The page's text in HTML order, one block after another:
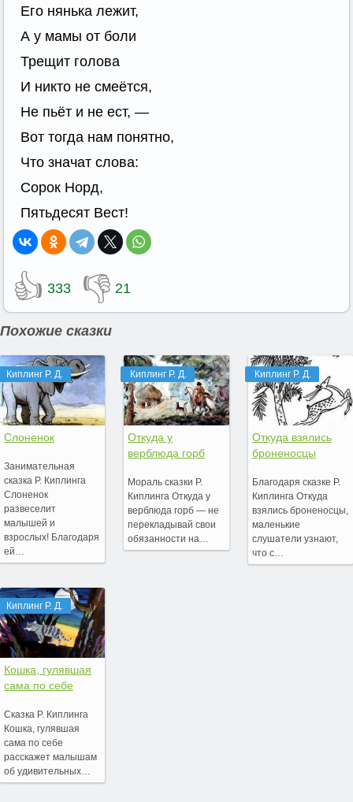
Его нянька лежит,
А у мамы от боли
Трещит голова
И никто не смеётся,
Не пьёт и не ест, —
Вот тогда нам понятно,
Что значат слова:
Сорок Норд,
Пятьдесят Вест!
👍 333 👎 21
Похожие сказки
Киплинг Р. Д.
Слоненок
Занимательная
сказка Р. Киплинга
Слоненок
развеселит
малышей и
взрослых! Благодаря
ей…
Киплинг Р. Д.
Кошка, гулявшая
сама по себе
Сказка Р. Киплинга
Кошка, гулявшая
сама по себе
расскажет малышам
об удивительных…
Киплинг Р. Д.
Откуда у
верблюда горб
Мораль сказки Р.
Киплинга Откуда у
верблюда горб — не
перекладывай свои
обязанности на…
Киплинг Р. Д.
Откуда взялись
броненосцы
Благодаря сказке Р.
Киплинга Откуда
взялись броненосцы,
маленькие
слушатели узнают,
что с…